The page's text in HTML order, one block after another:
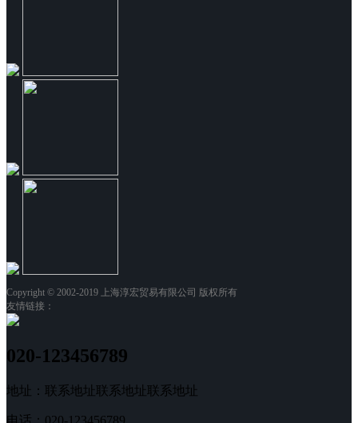
Copyright © 2002-2019 上海淳宏贸易有限公司 版权所有
友情链接：
020-123456789
地址：联系地址联系地址联系地址
电话：020-123456789